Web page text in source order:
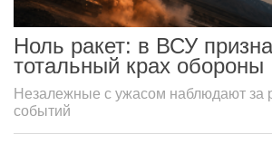
Ноль ракет: в ВСУ
тотальный крах обороны
Незалежные с ужасом наблюдают за
событий